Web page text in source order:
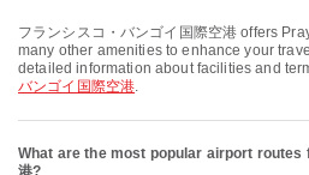
フランシスコ・バンゴイ国際空港 offers Prayer Room, Taxi, Dining and
many other amenities to enhance your
detailed information about facilities and
バンゴイ国際空港.
What are the most popular airport routes
港?